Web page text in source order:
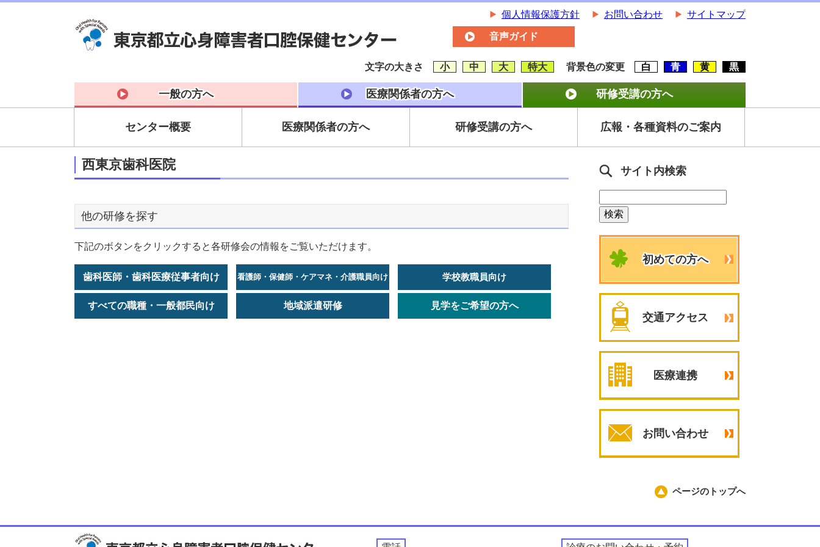
個人情報保護方針 お問い合わせ サイトマップ
音声ガイド
文字の大きさ 小 中 大 特大 背景色の変更 白 青 黄 黒
一般の方へ 医療関係者の方へ 研修受講の方へ
センター概要 医療関係者の方へ 研修受講の方へ 広報・各種資料のご案内
西東京歯科医院
他の研修を探す
下記のボタンをクリックすると各研修会の情報をご覧いただけます。
歯科医師・歯科医療従事者向け 看護師・保健師・ケアマネ・介護職員向け 学校教職員向け
すべての職種・一般都民向け 地域派遣研修 見学をご希望の方へ
サイト内検索
初めての方へ
交通アクセス
医療連携
お問い合わせ
ページのトップへ